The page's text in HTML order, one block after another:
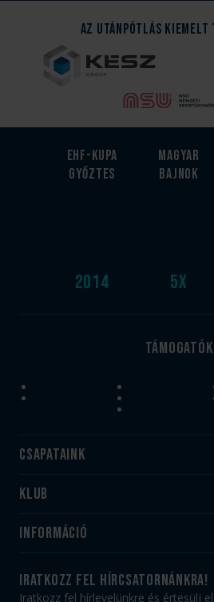
Az Utánpótlás kiemelt
EHF-Kupa
győztes
2014
Magyar
bajnok
5x
Támogatók
Csapataink
Felnőtt
Utánpótlás
Klub
#HandballFamily
Munkatársaink
Információ
Jegy- és bérletvásárlás
Webshop
iratkozz fel hírcsatornánkra!
Iratkozz fel hírlevelünkre és értesülj